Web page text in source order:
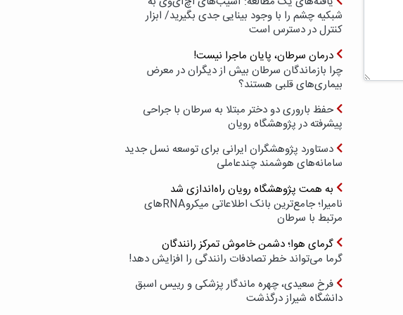
شبکیه چشم را با وجود بینایی جدی بگیرید/ ابزار
کنترل در دسترس است
درمان سرطان، پایان ماجرا نیست!
چرا بازماندگان سرطان بیش از دیگران در معرض
بیماری‌های قلبی هستند؟
حفظ باروری دو دختر مبتلا به سرطان با جراحی
پیشرفته در پژوهشگاه رویان
دستاورد پژوهشگران ایرانی برای توسعه نسل جدید
سامانه‌های هوشمند چندعاملی
به همت پژوهشگاه رویان راه‌اندازی شد
نامیرا؛ جامع‌ترین بانک اطلاعاتی میکروRNAهای
مرتبط با سرطان
گرمای هوا؛ دشمن خاموش تمرکز رانندگان
گرما می‌تواند خطر تصادفات رانندگی را افزایش دهد!
فرخ سعیدی، چهره ماندگار پزشکی و رییس اسبق
دانشگاه شیراز درگذشت